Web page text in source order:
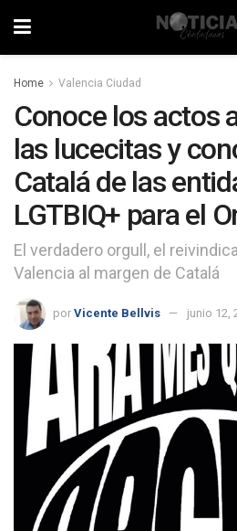
Home Valencia Ciudad
Conoce los actos
las lucecitas y
Catalá de las
LGTBIQ+ para el
El verdadero orgull, el
Valencia al margen de Catalá
por Vicente Bellvis junio 12,